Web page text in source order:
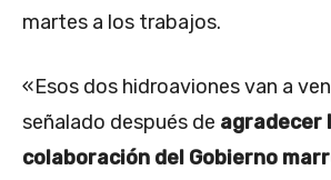
martes a los trabajos.
«Esos dos hidroaviones van a
señalado después de agradecer
colaboración del Gobierno